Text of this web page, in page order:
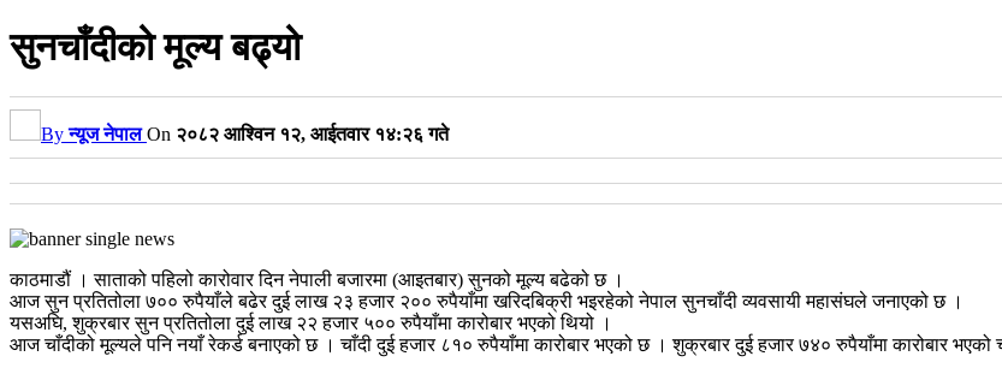
सुनचाँदीको मूल्य बढ्यो
Byन्यूज नेपाल On २०८२ आश्विन १२, आईतवार १४:२६ गते
काठमाडौं । साताको पहिलो कारोवार दिन नेपाली बजारमा (आइतबार) सुनको मूल्य बढेको छ ।
आज सुन प्रतितोला ७०० रुपैयाँले बढेर दुई लाख २३ हजार २०० रुपैयाँमा खरिदबिक्री भइरहेको नेपाल सुनचाँदी व्यवसायी महासंघले जनाएको छ ।
यसअघि, शुक्रबार सुन प्रतितोला दुई लाख २२ हजार ५०० रुपैयाँमा कारोबार भएको थियो ।
आज चाँदीको मूल्यले पनि नयाँ रेकर्ड बनाएको छ । चाँदी दुई हजार ८१० रुपैयाँमा कारोबार भएको छ । शुक्रबार दुई हजार ७४० रुपैयाँमा कारोबार